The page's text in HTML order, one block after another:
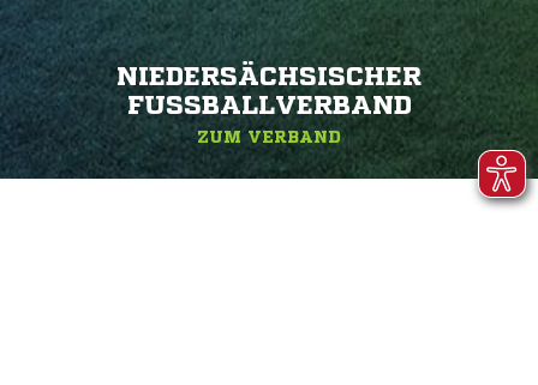
NIEDERSÄCHSISCHER
FUSSBALLVERBAND
ZUM VERBAND